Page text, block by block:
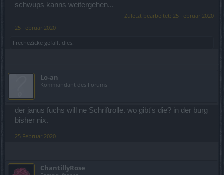
schwups kanns weitergehen...
Zuletzt bearbeitet: 25 Februar 2020
25 Februar 2020
FrecheZicke gefällt dies.
Lo-an
Kommandant des Forums
der janus fuchs will ne Schriftrolle. wo gibt's die? in der burg
bisher nix.
25 Februar 2020
ChantillyRose